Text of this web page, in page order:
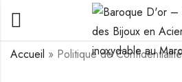
Accueil » Politique de Confidentialité